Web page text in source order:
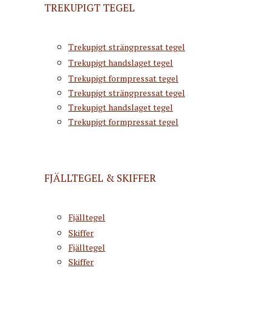
TREKUPIGT TEGEL
Trekupigt strängpressat tegel
Trekupigt handslaget tegel
Trekupigt formpressat tegel
Trekupigt strängpressat tegel
Trekupigt handslaget tegel
Trekupigt formpressat tegel
FJÄLLTEGEL & SKIFFER
Fjälltegel
Skiffer
Fjälltegel
Skiffer